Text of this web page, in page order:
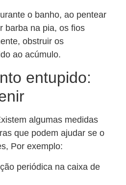
o banho, ao pentear
barba na pia, os fios
obstruir os
ao acúmulo.
entupido:
algumas medidas
que podem ajudar se o
Por exemplo:
periódica na caixa de